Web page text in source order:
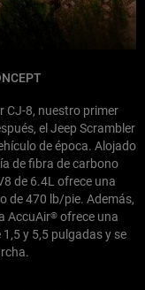
CJ-8, nuestro primer
el Jeep Scrambler
de época. Alojado
de fibra de carbono
de 6.4L ofrece una
de 470 lb/pie. Además,
AccuAir® ofrece una
y 5,5 pulgadas y se